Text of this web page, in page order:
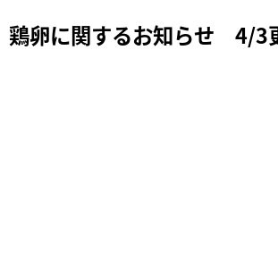
鶏卵に関するお知らせ 4/3